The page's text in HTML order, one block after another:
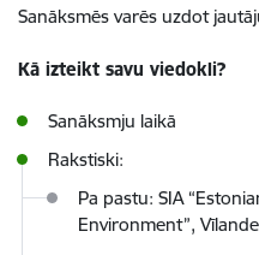
Sanāksmēs varēs uzdot
Kā izteikt savu viedokli?
Sanāksmju laikā
Rakstiski:
Pa pastu: SIA
Environment”,